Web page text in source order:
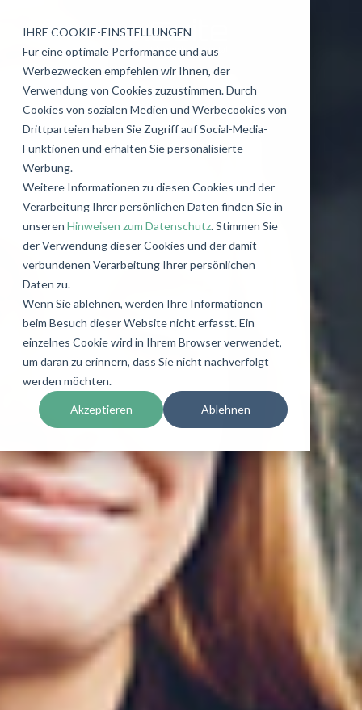
IHRE COOKIE-EINSTELLUNGEN
Für eine optimale Performance und aus
Werbezwecken empfehlen wir Ihnen, der
Verwendung von Cookies zuzustimmen. Durch
Cookies von sozialen Medien und Werbecookies von
Drittparteien haben Sie Zugriff auf Social-Media-
Funktionen und erhalten Sie personalisierte
Werbung.
Weitere Informationen zu diesen Cookies und der
Verarbeitung Ihrer persönlichen Daten finden Sie in
unseren Hinweisen zum Datenschutz. Stimmen Sie
der Verwendung dieser Cookies und der damit
verbundenen Verarbeitung Ihrer persönlichen
Daten zu.
Wenn Sie ablehnen, werden Ihre Informationen
beim Besuch dieser Website nicht erfasst. Ein
einzelnes Cookie wird in Ihrem Browser verwendet,
um daran zu erinnern, dass Sie nicht nachverfolgt
werden möchten.
Akzeptieren Ablehnen